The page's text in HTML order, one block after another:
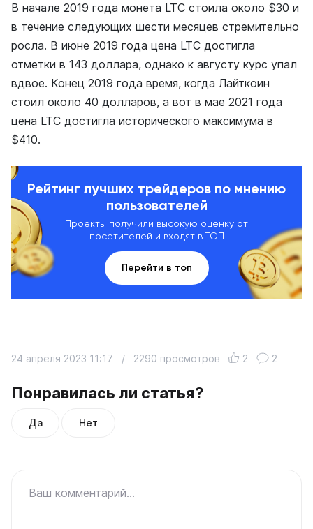
В начале 2019 года монета LTC стоила около $30 и
в течение следующих шести месяцев стремительно
росла. В июне 2019 года цена LTC достигла
отметки в 143 доллара, однако к августу курс упал
вдвое. Конец 2019 года время, когда Лайткоин
стоил около 40 долларов, а вот в мае 2021 года
цена LTC достигла исторического максимума в
$410.
Рейтинг лучших трейдеров по мнению
пользователей
Проекты получили высокую оценку от
посетителей и входят в ТОП
Перейти в топ
Понравилась ли статья?
Да Нет
24 апреля 2023 11:17 / 2290 просмотров 2 2
Ваш комментарий...